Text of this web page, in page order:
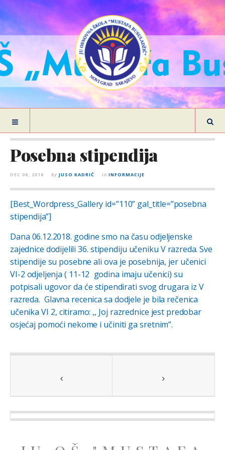
Posebna stipendija
DEC 08, 2018 by JUSO KADRIĆ in INFORMACIJE
[Best_Wordpress_Gallery id=”110” gal_title=”posebna
stipendija”]
Dana 06.12.2018. godine smo na času odjeljenske
zajednice dodijelili 36. stipendiju učeniku V razreda. Sve
stipendije su posebne ali ova je posebnija, jer učenici
VI-2 odjeljenja ( 11-12 godina imaju učenici) su
potpisali ugovor da će stipendirati svog drugara iz V
razreda. Glavna recenica sa dodjele je bila rečenica
učenika VI 2, citiramo: ,, Joj razrednice jest predobar
osjećaj pomoći nekome i učiniti ga sretnim”.